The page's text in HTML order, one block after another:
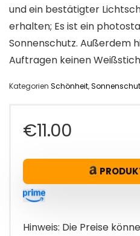
und ein bestätigter
erhalten; Es ist ein
Sonnenschutz. Außerdem
Auftragen keinen Weißstich
Kategorien Schönheit,
€11.00
Hinweis: Die Preise